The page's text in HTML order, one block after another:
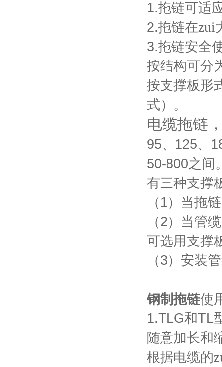
1.拖链可适
2.拖链在zui
3.拖链安全
按结构可分
按支撑板形
式）。
电缆拖链
95、 125、
50-800之间
有三种支撑
（ 1）当拖
（2）当管
可选用支
（3）安装
钢制拖链使
1.TLG和TL
随意加长和
根据电缆的